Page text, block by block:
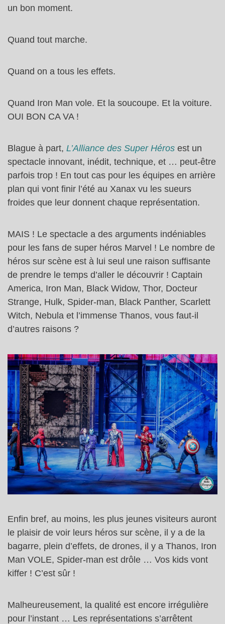
un bon moment.
Quand tout marche.
Quand on a tous les effets.
Quand Iron Man vole. Et la soucoupe. Et la voiture.
OUI BON CA VA !
Blague à part, L’Alliance des Super Héros est un
spectacle innovant, inédit, technique, et … peut-être
parfois trop ! En tout cas pour les équipes en arrière
plan qui vont finir l’été au Xanax vu les sueurs
froides que leur donnent chaque représentation.
MAIS ! Le spectacle a des arguments indéniables
pour les fans de super héros Marvel ! Le nombre de
héros sur scène est à lui seul une raison suffisante
de prendre le temps d’aller le découvrir ! Captain
America, Iron Man, Black Widow, Thor, Docteur
Strange, Hulk, Spider-man, Black Panther, Scarlett
Witch, Nebula et l’immense Thanos, vous faut-il
d’autres raisons ?
Enfin bref, au moins, les plus jeunes visiteurs auront
le plaisir de voir leurs héros sur scène, il y a de la
bagarre, plein d’effets, de drones, il y a Thanos, Iron
Man VOLE, Spider-man est drôle … Vos kids vont
kiffer ! C’est sûr !
Malheureusement, la qualité est encore irrégulière
pour l’instant … Les représentations s’arrêtent